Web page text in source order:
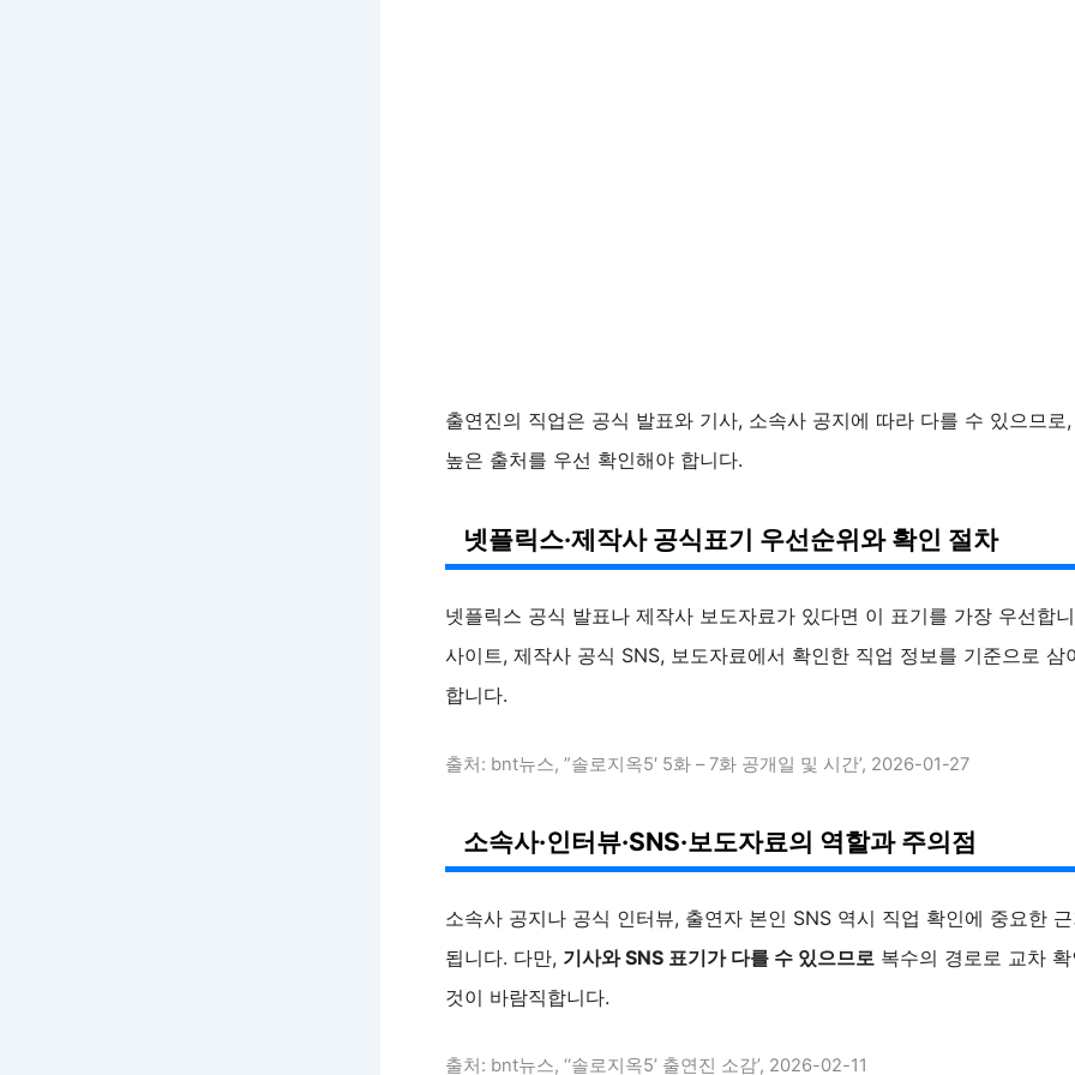
출연진의 직업은 공식 발표와 기사, 소속사 공지에 따라 다를 수 있으므로
높은 출처를 우선 확인해야 합니다.
넷플릭스·제작사 공식표기 우선순위와 확인 절차
넷플릭스 공식 발표나 제작사 보도자료가 있다면 이 표기를 가장 우선합
사이트, 제작사 공식 SNS, 보도자료에서 확인한 직업 정보를 기준으로 삼
합니다.
출처: bnt뉴스, ”솔로지옥5′ 5화 – 7화 공개일 및 시간’, 2026-01-27
소속사·인터뷰·SNS·보도자료의 역할과 주의점
소속사 공지나 공식 인터뷰, 출연자 본인 SNS 역시 직업 확인에 중요한
됩니다. 다만, 기사와 SNS 표기가 다를 수 있으므로 복수의 경로로 교차
것이 바람직합니다.
출처: bnt뉴스, ‘‘솔로지옥5’ 출연진 소감’, 2026-02-11